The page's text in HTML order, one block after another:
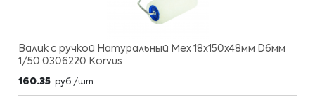
Валик с ручкой Натуральный Мех 18х150х48мм D6мм
1/50 0306220 Korvus
160.35 руб./шт.